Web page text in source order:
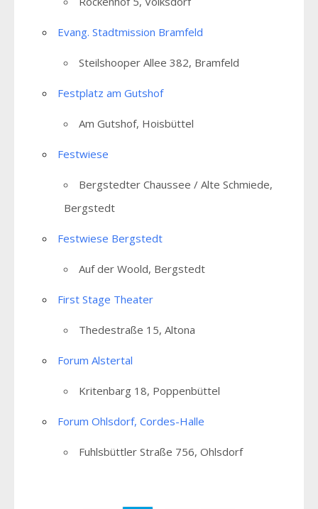
Evang. Stadtmission Bramfeld
Steilshooper Allee 382, Bramfeld
Festplatz am Gutshof
Am Gutshof, Hoisbüttel
Festwiese
Bergstedter Chaussee / Alte Schmiede,
Bergstedt
Festwiese Bergstedt
Auf der Woold, Bergstedt
First Stage Theater
Thedestraße 15, Altona
Forum Alstertal
Kritenbarg 18, Poppenbüttel
Forum Ohlsdorf, Cordes-Halle
Fuhlsbüttler Straße 756, Ohlsdorf